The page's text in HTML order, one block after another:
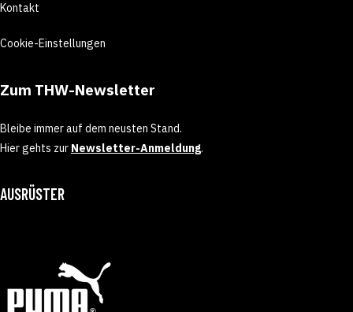
Kontakt
Cookie-Einstellungen
Zum THW-Newsletter
Bleibe immer auf dem neusten Stand.
Hier gehts zur Newsletter-Anmeldung.
AUSRÜSTER